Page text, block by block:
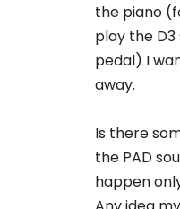
the piano
play the D3
pedal) I
away.
Is there
the PAD
happen